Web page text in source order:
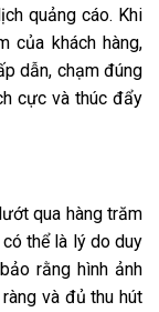
quảng cáo. Khi
của khách hàng,
dẫn, chạm đúng
cực và thúc đẩy
qua hàng trăm
thể là lý do duy
rằng hình ảnh
và đủ thu hút